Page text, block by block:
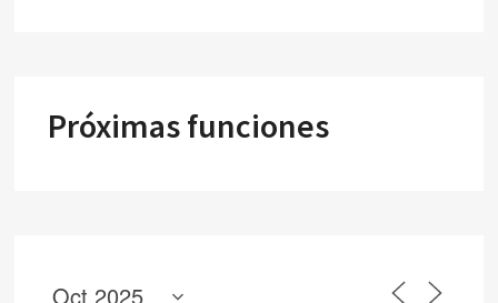
Próximas funciones